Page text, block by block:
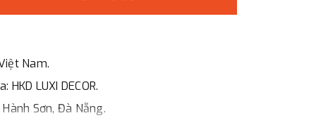
Nam.
LUXI DECOR.
Sơn, Đà Nẵng.